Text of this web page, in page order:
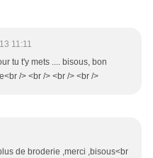
11:11
tu t'y mets .... bisous, bon
/> <br /> <br /> <br />
de broderie ,merci ,bisous<br